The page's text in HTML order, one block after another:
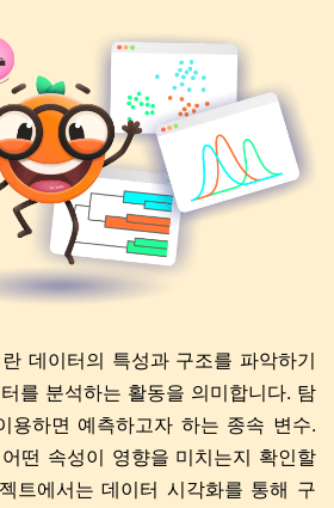
데이터의 특성과 구조를 파악하기
를 분석하는 활동을 의미합니다. 탐
용하면 예측하고자 하는 종속 변수.
떤 속성이 영향을 미치는지 확인할
트에서는 데이터 시각화를 통해 구